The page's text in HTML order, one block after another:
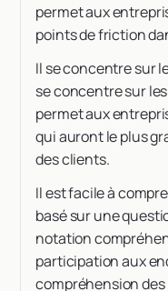
permet aux
points de friction
Il se concentre sur
se concentre sur
permet aux
qui auront le plus
des clients.
Il est facile à
basé sur une
notation
participation aux
compréhension